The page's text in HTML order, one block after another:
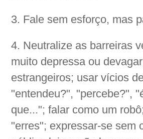
3. Fale sem esforço, mas
4. Neutralize as barreiras
muito depressa ou
estrangeiros; usar vícios
"entendeu?", "percebe?",
que..."; falar como um
"erres"; expressar-se sem